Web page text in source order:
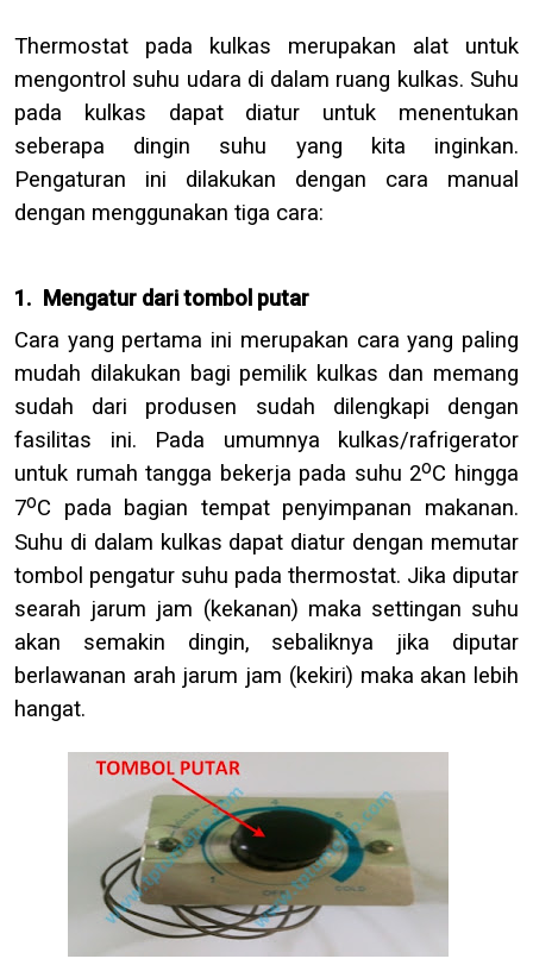
Thermostat pada kulkas merupakan alat untuk
mengontrol suhu udara di dalam ruang kulkas. Suhu
pada kulkas dapat diatur untuk menentukan
seberapa dingin suhu yang kita inginkan.
Pengaturan ini dilakukan dengan cara manual
dengan menggunakan tiga cara:
1. Mengatur dari tombol putar
Cara yang pertama ini merupakan cara yang paling
mudah dilakukan bagi pemilik kulkas dan memang
sudah dari produsen sudah dilengkapi dengan
fasilitas ini. Pada umumnya kulkas/rafrigerator
untuk rumah tangga bekerja pada suhu 2oC hingga
7oC pada bagian tempat penyimpanan makanan.
Suhu di dalam kulkas dapat diatur dengan memutar
tombol pengatur suhu pada thermostat. Jika diputar
searah jarum jam (kekanan) maka settingan suhu
akan semakin dingin, sebaliknya jika diputar
berlawanan arah jarum jam (kekiri) maka akan lebih
hangat.